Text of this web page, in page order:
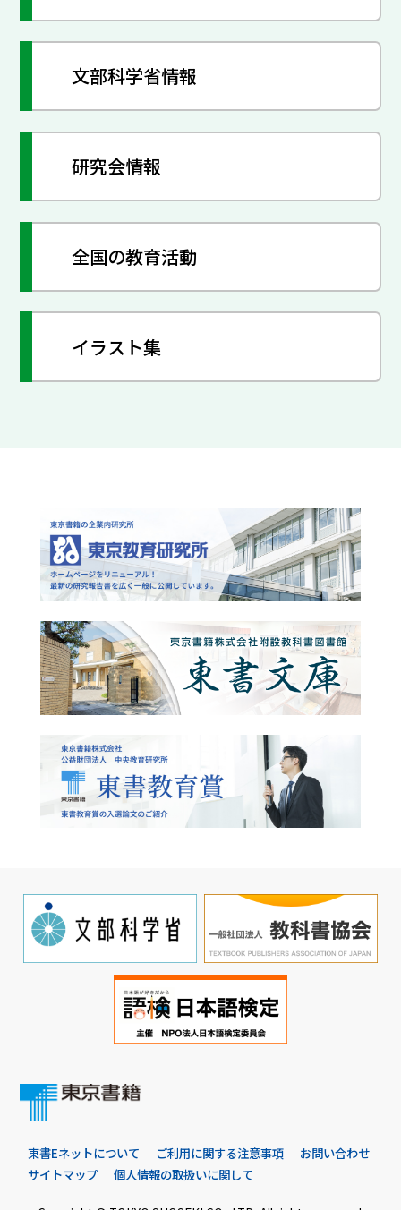
文部科学省情報
研究会情報
全国の教育活動
イラスト集
東書Eネットについて ご利用に関する注意事項
お問い合わせ
サイトマップ
個人情報の取扱いに関して